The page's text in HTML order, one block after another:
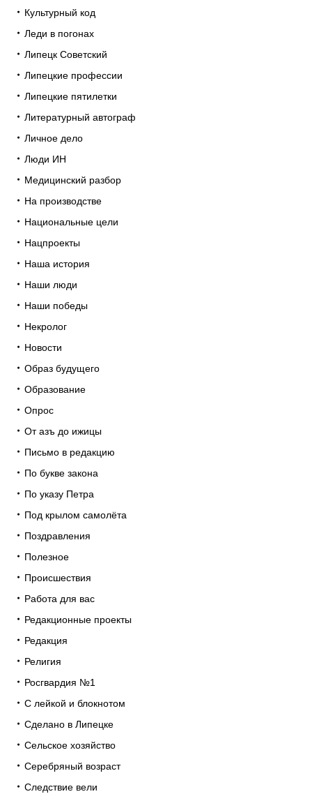
Культурный код
Леди в погонах
Липецк Советский
Липецкие профессии
Липецкие пятилетки
Литературный автограф
Личное дело
Люди ИН
Медицинский разбор
На производстве
Национальные цели
Нацпроекты
Наша история
Наши люди
Наши победы
Некролог
Новости
Образ будущего
Образование
Опрос
От азъ до ижицы
Письмо в редакцию
По букве закона
По указу Петра
Под крылом самолёта
Поздравления
Полезное
Происшествия
Работа для вас
Редакционные проекты
Редакция
Религия
Росгвардия №1
С лейкой и блокнотом
Сделано в Липецке
Сельское хозяйство
Серебряный возраст
Следствие вели